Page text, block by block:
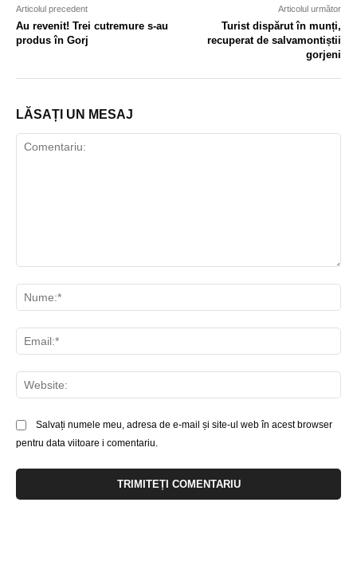
Articolul precedent
Au revenit! Trei cutremure s-au
produs în Gorj
Articolul următor
Turist dispărut în munți,
recuperat de salvamontiștii
gorjeni
LĂSAȚI UN MESAJ
Salvați numele meu, adresa de e-mail și site-ul web în acest browser
pentru data viitoare i comentariu.